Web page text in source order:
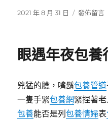
發
2021 年 8 月 31 日
在
男
下
班
到，
發佈留言
眼遇年夜包養
兇猛的臉，嘴鬍包養管道
一隻手緊包養網緊捏著
包養能否是列包養情婦表